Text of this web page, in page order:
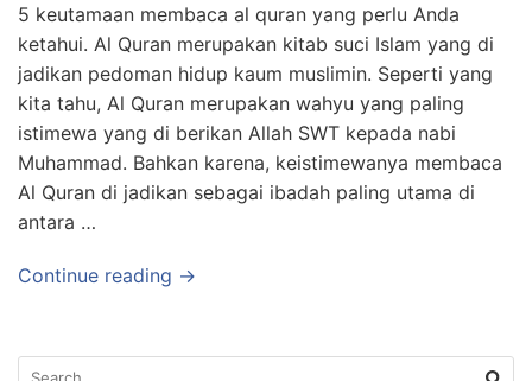
5 keutamaan membaca al quran yang perlu Anda
ketahui. Al Quran merupakan kitab suci Islam yang di
jadikan pedoman hidup kaum muslimin. Seperti yang
kita tahu, Al Quran merupakan wahyu yang paling
istimewa yang di berikan Allah SWT kepada nabi
Muhammad. Bahkan karena, keistimewanya membaca
Al Quran di jadikan sebagai ibadah paling utama di
antara …
Continue reading →
Search